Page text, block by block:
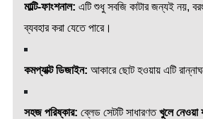
মাল্টি-ফাংশনাল: এটি শুধু সবজি কাটার জন্যই নয়,
ব্যবহার করা যেতে পারে।
কমপ্যাক্ট ডিজাইন: আকারে ছোট হওয়ায় এটি
সহজ পরিষ্কার: ব্লেড সেটটি সাধারণতখুলে নেওয়া